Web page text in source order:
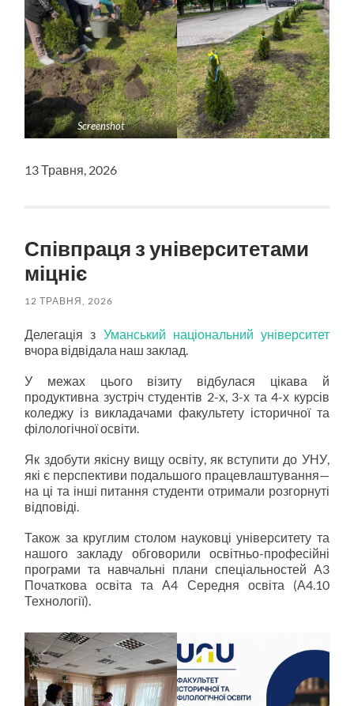
Screenshot
13 Травня, 2026
Співпраця з університетами
міцніє
12 ТРАВНЯ, 2026
Делегація з Уманський національний університет
вчора відвідала наш заклад.
У межах цього візиту відбулася цікава й
продуктивна зустріч студентів 2-х, 3-х та 4-х курсів
коледжу із викладачами факультету історичної та
філологічної освіти.
Як здобути якісну вищу освіту, як вступити до УНУ,
які є перспективи подальшого працевлаштування—
на ці та інші питання студенти отримали розгорнуті
відповіді.
Також за круглим столом науковці університету та
нашого закладу обговорили освітньо-професійні
програми та навчальні плани спеціальностей А3
Початкова освіта та А4 Середня освіта (А4.10
Технології).